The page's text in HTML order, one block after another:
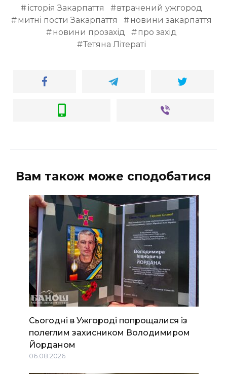
історія Закарпаття
втрачений ужгород
митні пости Закарпаття
новини закарпаття
новини прозахід
про захід
Тетяна Літераті
Вам також може сподобатися
Сьогодні в Ужгороді попрощалися із
полеглим захисником Володимиром
Йорданом
06.08.2026